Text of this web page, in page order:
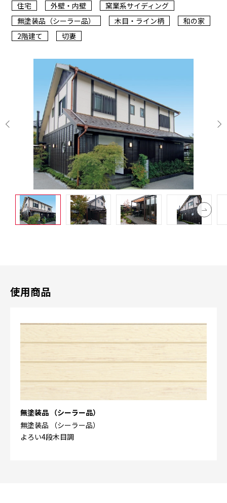
住宅
外壁・内壁
窯業系サイディング
無塗装品（シーラー品）
木目・ライン柄
和の家
2階建て
切妻
使用商品
無塗装品 （シーラー品）
無塗装品 （シーラー品）
よろい4段木目調